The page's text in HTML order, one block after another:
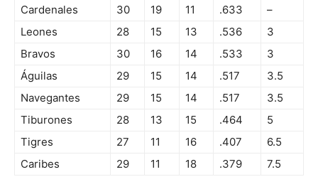
Cardenales
30 19 11 .633
–
Leones
28 15 13 .536
3
Bravos
30 16 14 .533
3
Águilas
29 15 14 .517
3.5
Navegantes
29 15 14 .517
3.5
Tiburones
28 13 15 .464
5
Tigres
27 11 16 .407
6.5
Caribes
29 11 18 .379 7.5